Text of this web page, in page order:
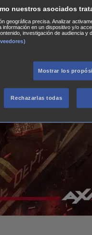
nuestros asociados
geográfica precisa. Analizar
información en un dispositivo y/o
investigación de audiencia y
Mostrar los
Rechazarlas todas